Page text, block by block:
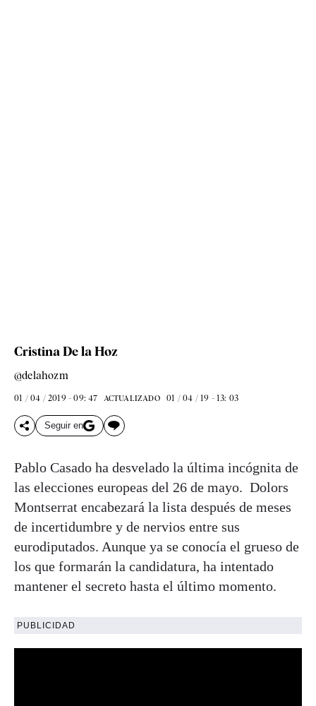
Cristina De la Hoz
@delahozm
01 / 04 / 2019 - 09: 47 ACTUALIZADO 01 / 04 / 19 - 13: 03
Seguir en
Pablo Casado ha desvelado la última incógnita de
las elecciones europeas del 26 de mayo. Dolors
Montserrat encabezará la lista después de meses
de incertidumbre y de nervios entre sus
eurodiputados. Aunque ya se conocía el grueso de
los que formarán la candidatura, ha intentado
mantener el secreto hasta el último momento.
PUBLICIDAD